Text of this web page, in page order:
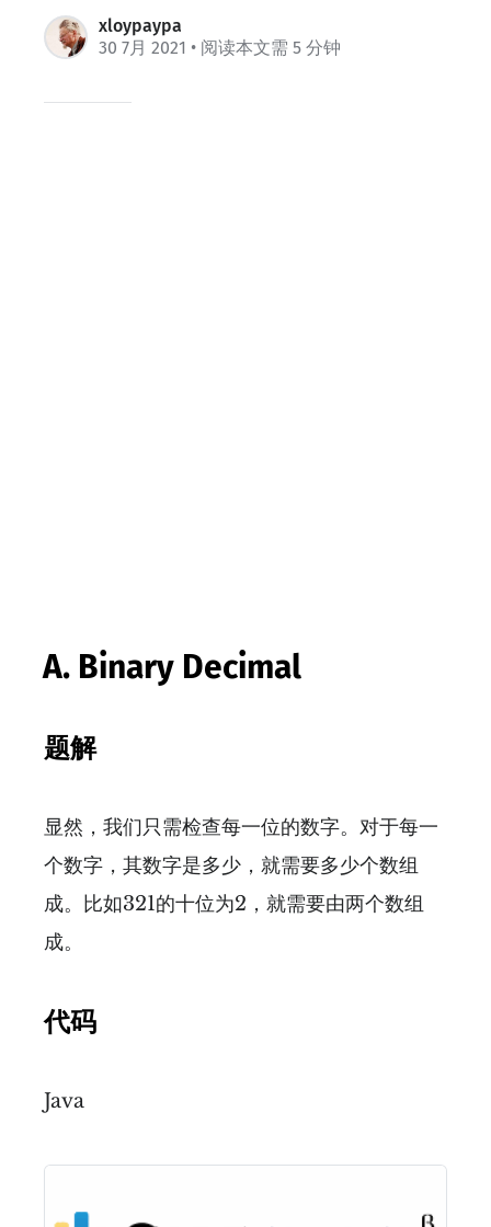
xloypaypa
30 7月 2021 • 阅读本文需 5 分钟
A. Binary Decimal
题解
显然，我们只需检查每一位的数字。对于每一
个数字，其数字是多少，就需要多少个数组
成。比如321的十位为2，就需要由两个数组
成。
代码
Java